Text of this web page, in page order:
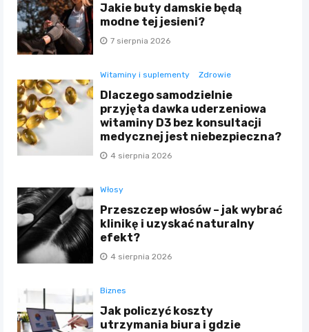
Jakie buty damskie będą
modne tej jesieni?
7 sierpnia 2026
Witaminy i suplementy Zdrowie
Dlaczego samodzielnie
przyjęta dawka uderzeniowa
witaminy D3 bez konsultacji
medycznej jest niebezpieczna?
4 sierpnia 2026
Włosy
Przeszczep włosów – jak wybrać
klinikę i uzyskać naturalny
efekt?
4 sierpnia 2026
Biznes
Jak policzyć koszty
utrzymania biura i gdzie